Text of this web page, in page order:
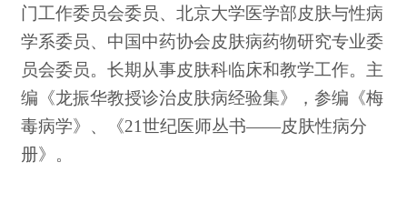
门工作委员会委员、北京大学医学部皮肤与性病
学系委员、中国中药协会皮肤病药物研究专业委
员会委员。长期从事皮肤科临床和教学工作。主
编《龙振华教授诊治皮肤病经验集》，参编《梅
毒病学》、《21世纪医师丛书——皮肤性病分
册》。